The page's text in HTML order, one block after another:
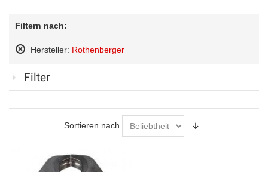
Filtern nach:
Hersteller: Rothenberger
Artikel
entfernen
Filter
Sortieren nach